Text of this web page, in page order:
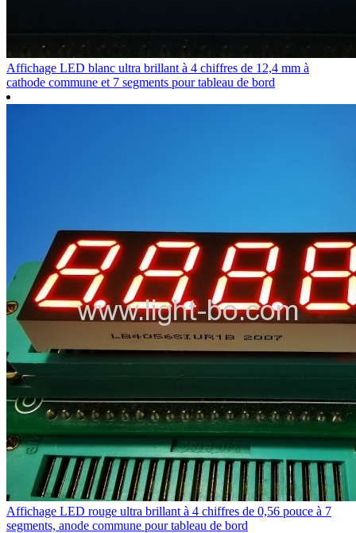
Affichage LED blanc ultra brillant à 4 chiffres de 12,4 mm à
cathode commune et 7 segments pour tableau de bord
Affichage LED rouge ultra brillant à 4 chiffres de 0,56 pouce à 7
segments, anode commune pour tableau de bord